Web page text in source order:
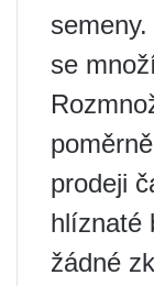
se
prodeji
hlíznaté
žádné